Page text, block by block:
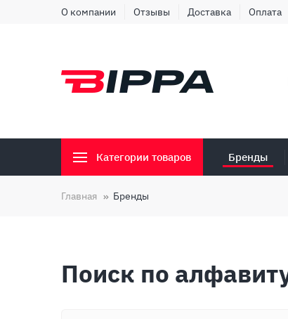
О компании Отзывы Доставка Оплата
Категории товаров Бренды
Главная Бренды
Поиск по